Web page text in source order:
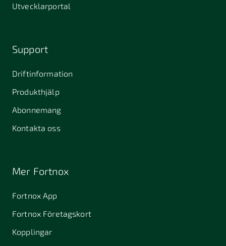
Utvecklarportal
Support
Driftinformation
Produkthjälp
Abonnemang
Kontakta oss
Mer Fortnox
Fortnox App
Fortnox Företagskort
Kopplingar